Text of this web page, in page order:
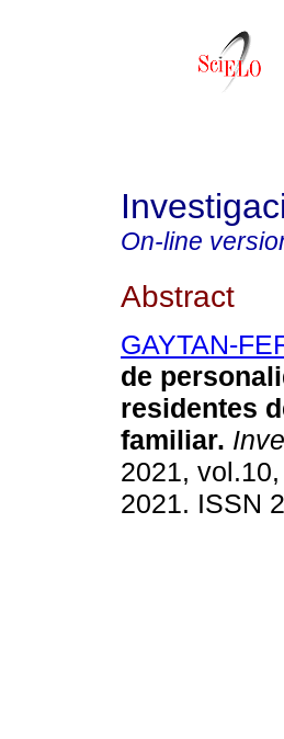
On-line
Abstract
GAYTAN-
de
residentes
familiar.
2021,
2021. ISSN